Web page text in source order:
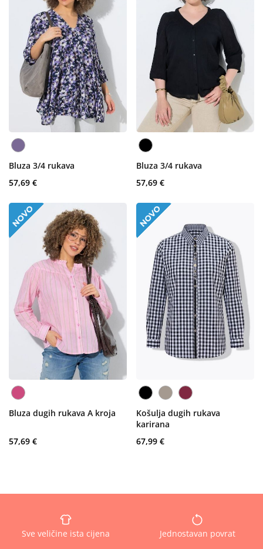
Bluza 3/4 rukava
57,69 €
Bluza 3/4 rukava
57,69 €
Bluza dugih rukava A kroja
57,69 €
Košulja dugih rukava
karirana
67,99 €
Sve veličine ista cijena Jednostavan povrat